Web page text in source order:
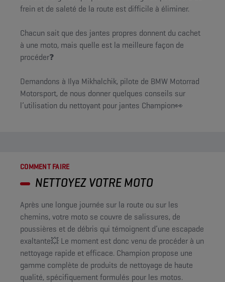
frein et de saleté de la route est difficile à éliminer.
Chacun sait que des jantes propres donnent du cachet
à une moto, mais quelle est la meilleure façon de
procéder❓
Demandons à Ilya Mikhalchik, pilote de BMW Motorrad
Motorsport, de nous donner quelques conseils sur
l’utilisation du nettoyant pour jantes Champion👀
COMMENT FAIRE
NETTOYEZ VOTRE MOTO
Après une longue journée sur la route ou sur les
chemins, votre moto se couvre de salissures, de
poussières et de débris qui témoignent d’une escapade
exaltante💥 Le moment est donc venu de procéder à un
nettoyage rapide et efficace. Champion propose une
gamme complète de produits de nettoyage de haute
qualité, spécifiquement formulés pour les motos.